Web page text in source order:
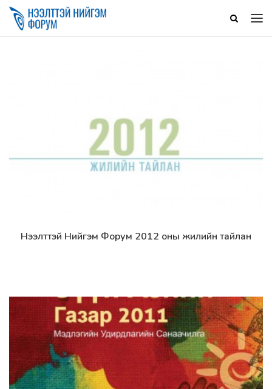
Дэлгэрэнгүй
Нээлттэй Нийгэм Форум 2012 оны жилийн тайлан